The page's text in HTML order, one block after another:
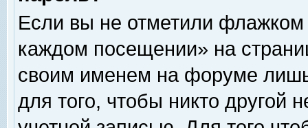
Если вы не отметили флажком
каждом посещении» на
своим именем на форуме
для того, чтобы никто другой